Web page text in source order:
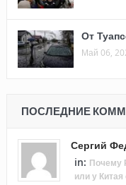
От
Май 06,
ПОСЛЕДНИЕ
Сергий
in: Почему
или у Китая